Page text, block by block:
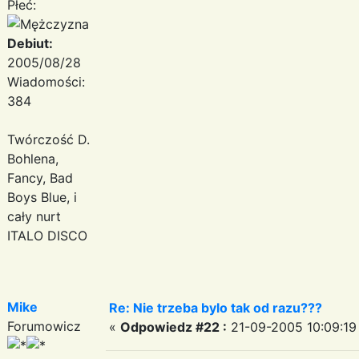
Płeć:
Debiut:
2005/08/28
Wiadomości:
384
Twórczość D.
Bohlena,
Fancy, Bad
Boys Blue, i
cały nurt
ITALO DISCO
Mike
Forumowicz
Re: Nie trzeba bylo tak od razu???
« Odpowiedz #22 : 21-09-2005